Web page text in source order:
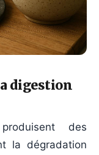
digestion
des
la dégradation